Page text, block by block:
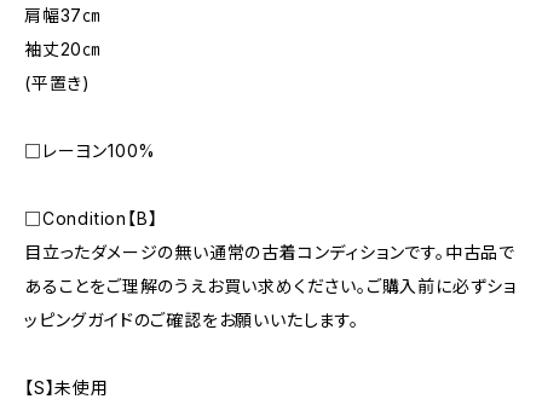
肩幅37㎝
袖丈20㎝
(平置き)
□レーヨン100%
□Condition【B】
目立ったダメージの無い通常の古着コンディションです。中古品で
あることをご理解のうえお買い求めください。ご購入前に必ずショ
ッピングガイドのご確認をお願いいたします。
【S】未使用